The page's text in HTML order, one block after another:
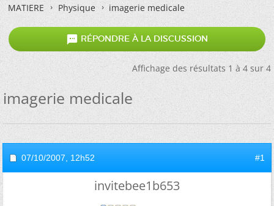
MATIERE
Physique imagerie medicale
 RÉPONDRE À LA DISCUSSION
Affichage des résultats 1 à 4 sur 4
imagerie medicale
07/10/2007, 12h52 #1
invitebee1b653